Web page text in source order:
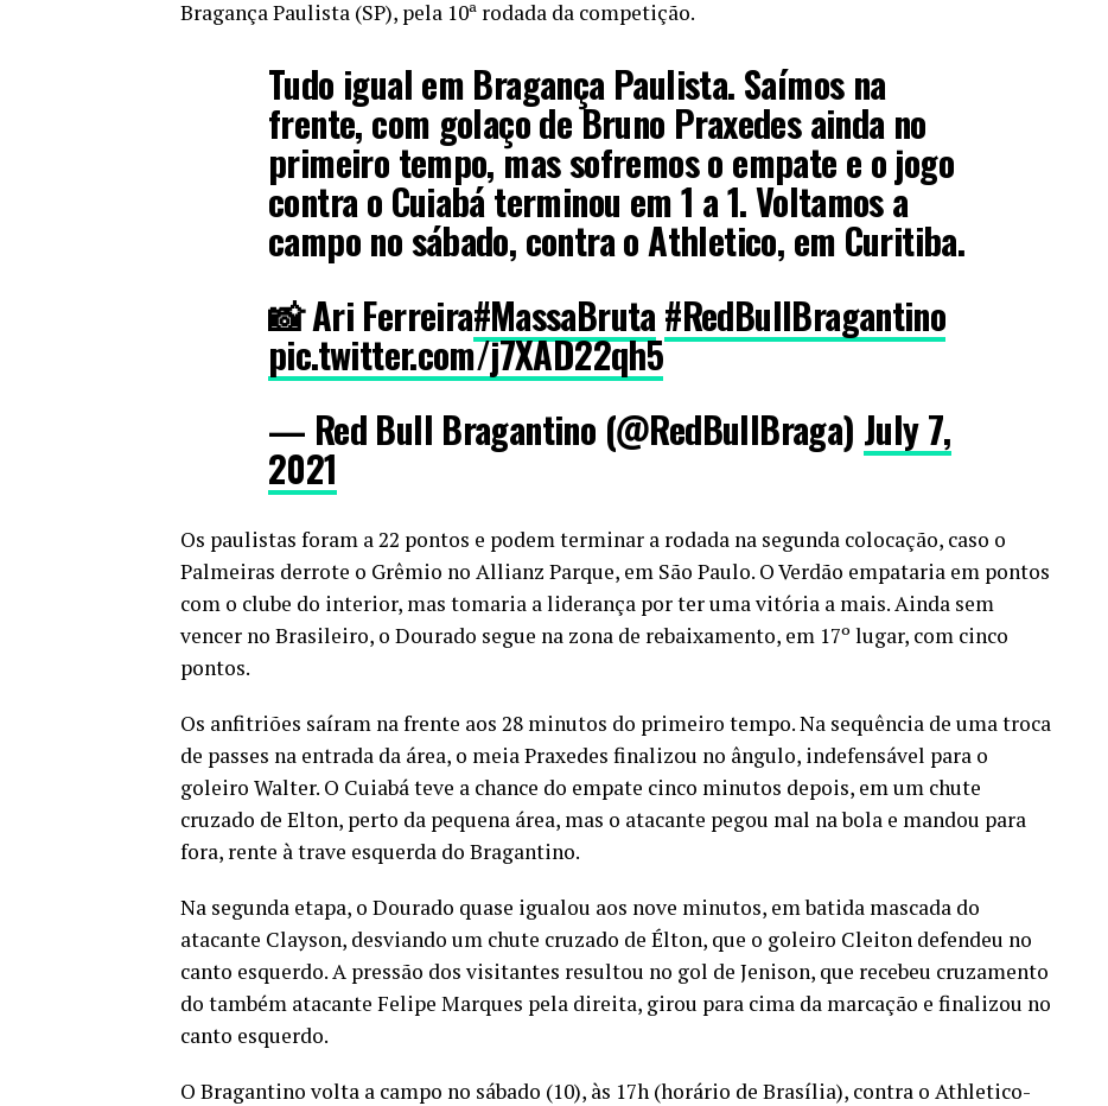
Bragança Paulista (SP), pela 10ª rodada da competição.
Tudo igual em Bragança Paulista. Saímos na
frente, com golaço de Bruno Praxedes ainda no
primeiro tempo, mas sofremos o empate e o jogo
contra o Cuiabá terminou em 1 a 1. Voltamos a
campo no sábado, contra o Athletico, em Curitiba.
📸 Ari Ferreira#MassaBruta #RedBullBragantino
pic.twitter.com/j7XAD22qh5
— Red Bull Bragantino (@RedBullBraga) July 7,
2021
Os paulistas foram a 22 pontos e podem terminar a rodada na segunda colocação, caso o
Palmeiras derrote o Grêmio no Allianz Parque, em São Paulo. O Verdão empataria em pontos
com o clube do interior, mas tomaria a liderança por ter uma vitória a mais. Ainda sem
vencer no Brasileiro, o Dourado segue na zona de rebaixamento, em 17º lugar, com cinco
pontos.
Os anfitriões saíram na frente aos 28 minutos do primeiro tempo. Na sequência de uma troca
de passes na entrada da área, o meia Praxedes finalizou no ângulo, indefensável para o
goleiro Walter. O Cuiabá teve a chance do empate cinco minutos depois, em um chute
cruzado de Elton, perto da pequena área, mas o atacante pegou mal na bola e mandou para
fora, rente à trave esquerda do Bragantino.
Na segunda etapa, o Dourado quase igualou aos nove minutos, em batida mascada do
atacante Clayson, desviando um chute cruzado de Élton, que o goleiro Cleiton defendeu no
canto esquerdo. A pressão dos visitantes resultou no gol de Jenison, que recebeu cruzamento
do também atacante Felipe Marques pela direita, girou para cima da marcação e finalizou no
canto esquerdo.
O Bragantino volta a campo no sábado (10), às 17h (horário de Brasília), contra o Athletico-